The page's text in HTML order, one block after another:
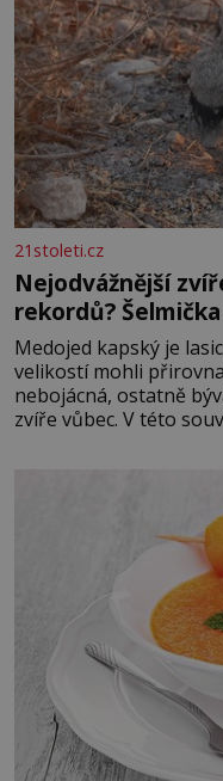
21stoleti.cz
Nejodvážnější
rekordů?
Medojed kapský je
velikostí mohli
nebojácná, ostatně
zvíře vůbec. V této